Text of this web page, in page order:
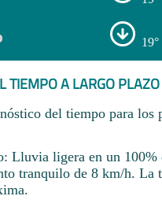
19°
TIEMPO A LARGO PLAZO
del tiempo para los
Lluvia ligera en un 100%
tranquilo de 8 km/h. La